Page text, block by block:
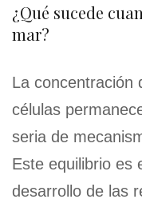
¿Qué sucede
mar?
La concentración
células
seria de
Este equilibrio es
desarrollo de las